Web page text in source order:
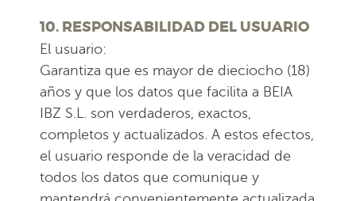
10. RESPONSABILIDAD DEL USUARIO
El usuario:
Garantiza que es mayor de dieciocho (18)
años y que los datos que facilita a BEIA
IBZ S.L. son verdaderos, exactos,
completos y actualizados. A estos efectos,
el usuario responde de la veracidad de
todos los datos que comunique y